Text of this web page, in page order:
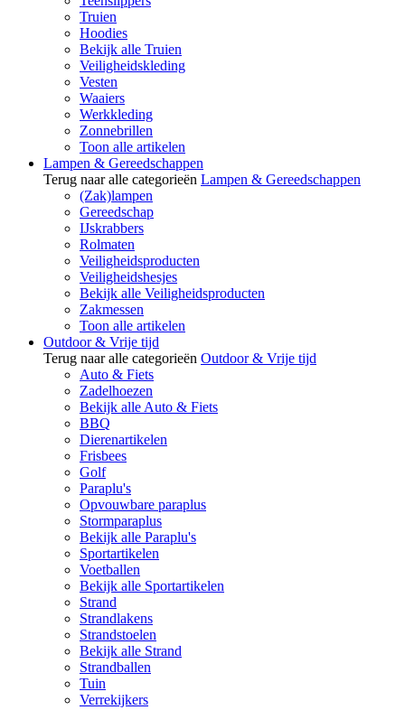
Truien
Hoodies
Bekijk alle Truien
Veiligheidskleding
Vesten
Waaiers
Werkkleding
Zonnebrillen
Toon alle artikelen
Lampen & Gereedschappen
Terug naar alle categorieën Lampen & Gereedschappen
(Zak)lampen
Gereedschap
IJskrabbers
Rolmaten
Veiligheidsproducten
Veiligheidshesjes
Bekijk alle Veiligheidsproducten
Zakmessen
Toon alle artikelen
Outdoor & Vrije tijd
Terug naar alle categorieën Outdoor & Vrije tijd
Auto & Fiets
Zadelhoezen
Bekijk alle Auto & Fiets
BBQ
Dierenartikelen
Frisbees
Golf
Paraplu's
Opvouwbare paraplus
Stormparaplus
Bekijk alle Paraplu's
Sportartikelen
Voetballen
Bekijk alle Sportartikelen
Strand
Strandlakens
Strandstoelen
Bekijk alle Strand
Strandballen
Tuin
Verrekijkers